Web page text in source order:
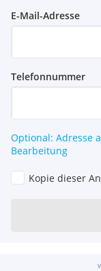
E-Mail-Adresse
Telefonnummer
Optional: Adresse
Bearbeitung
Kopie dieser